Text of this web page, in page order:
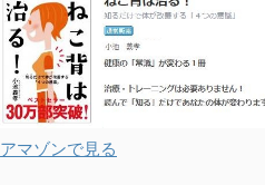
アマゾンで見る